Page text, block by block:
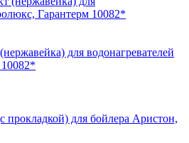
для водонагревателей